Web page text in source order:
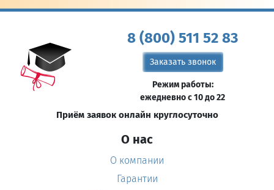
8 (800) 511 52 83
Заказать звонок
Режим работы:
ежедневно с 10 до 22
Приём заявок онлайн круглосуточно
О нас
О компании
Гарантии